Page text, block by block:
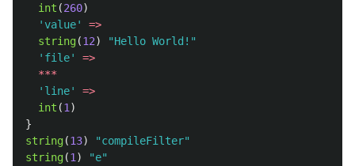
int (260)
'value'
=>
string(12)
"Hello World!"
'file'
=>
***
'line'
=>
int (1 )
}
string(13)
"compileFilter"
string(1 )
"e"